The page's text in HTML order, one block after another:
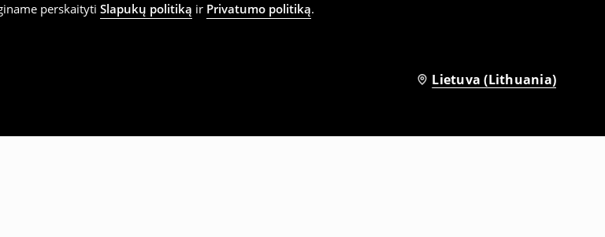
perskaityti Slapukų politiką ir Privatumo politiką.
Lietuva (Lithuania)